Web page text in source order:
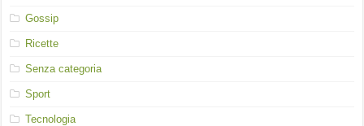
Gossip
Ricette
Senza categoria
Sport
Tecnologia